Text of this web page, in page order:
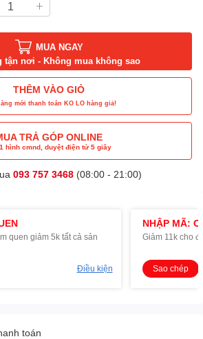
MUA NGAY
tận nơi - Không mua không sao
THÊM VÀO GIỎ
mới thanh toán KO LO hàng giả!
TRẢ GÓP ONLINE
hình cmnd, duyệt điện tử 5 giây
093 757 3468(08:00 - 21:00)
quen giảm 5k tất cả sản
Điều kiện
NHẬP MÃ:
Giảm 11k cho
Sao chép
toán